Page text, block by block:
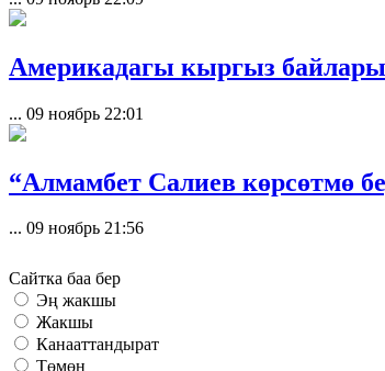
Америкадагы кыргыз
... 09 ноябрь 22:01
“Алмамбет Салиев көрсөтмө
... 09 ноябрь 21:56
Сайтка баа бер
Эң жакшы
Жакшы
Канааттандырат
Төмөн